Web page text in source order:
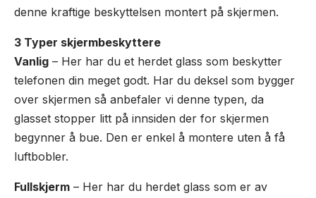
denne kraftige beskyttelsen montert på skjermen.
3 Typer skjermbeskyttere
Vanlig – Her har du et herdet glass som beskytter
telefonen din meget godt. Har du deksel som bygger
over skjermen så anbefaler vi denne typen, da
glasset stopper litt på innsiden der for skjermen
begynner å bue. Den er enkel å montere uten å få
luftbobler.
Fullskjerm – Her har du herdet glass som er av